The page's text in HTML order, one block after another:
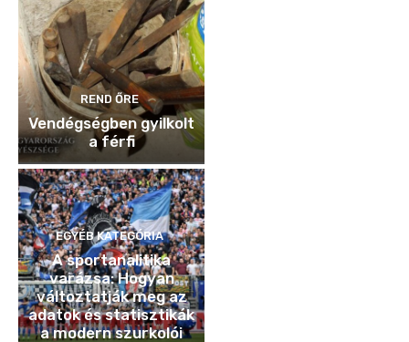
REND ŐRE
Vendégségben gyilkolt
a férfi
EGYÉB KATEGÓRIA
A sportanalitika
varázsa: Hogyan
változtatják meg az
adatok és statisztikák
a modern szurkolói